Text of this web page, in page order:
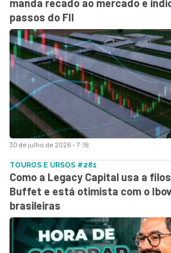
30 de julho de 2026 - 7:16
manda recado ao mercado e
passos do FII
TOUROS E URSOS #281
Como a Legacy Capital usa a
Buffet e está otimista com o
brasileiras